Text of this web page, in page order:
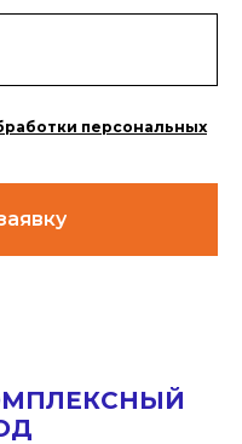
персональных